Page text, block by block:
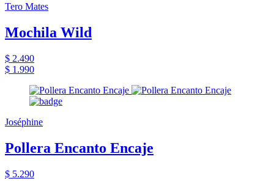
Tero Mates
Mochila Wild
$ 2.490
$ 1.990
Joséphine
Pollera Encanto Encaje
$ 5.290